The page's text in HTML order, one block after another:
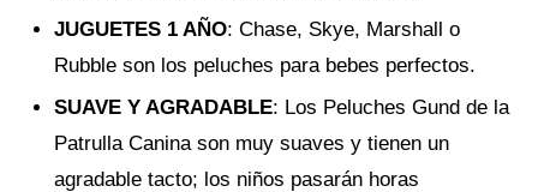
JUGUETES 1 AÑO: Chase, Skye, Marshall o
Rubble son los peluches para bebes perfectos.
SUAVE Y AGRADABLE: Los Peluches Gund de la
Patrulla Canina son muy suaves y tienen un
agradable tacto; los niños pasarán horas